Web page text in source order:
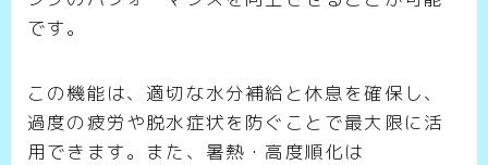
です。
この機能は、適切な水分補給と休息を確保し、
過度の疲労や脱水症状を防ぐことで最大限に活
用できます。また、暑熱・高度順化は